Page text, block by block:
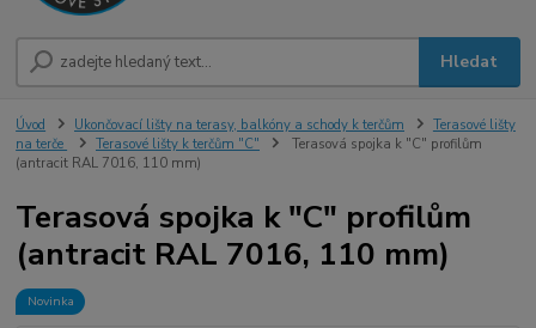
Hledat
Úvod Ukončovací lišty na terasy, balkóny a schody k terčům
Terasové lišty
na terče
Terasové lišty k terčům "C"
Terasová spojka k "C" profilům
(antracit RAL 7016, 110 mm)
Terasová spojka k "C" profilům
(antracit RAL 7016, 110 mm)
Novinka